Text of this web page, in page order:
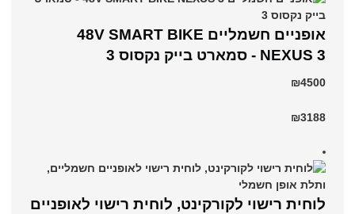
אופניים חשמליים 48V SMART BIKE
NEXUS 3 - סמארט בייק נקסוס 3
₪4500
₪3188
לוחית רישוי לקורקינט, לוחית רישוי לאופניים